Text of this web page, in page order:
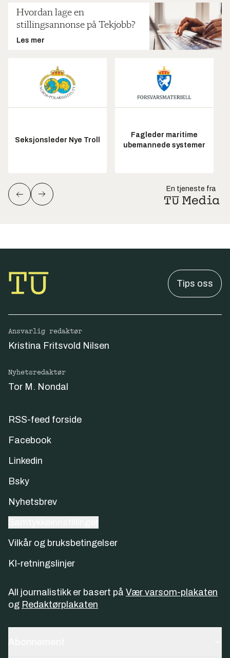
Hvordan lage en
stillingsannonse på Tekjobb?
Les mer
Seksjonsleder Nye Troll
Fagleder maritime
ubemannede systemer
En tjeneste fra
Tips oss
Ansvarlig redaktør
Kristina Fritsvold Nilsen
Nyhetsredaktør
Tor M. Nondal
RSS-feed forside
Facebook
Linkedin
Bsky
Nyhetsbrev
Vilkår og bruksbetingelser
KI-retningslinjer
All journalistikk er basert på Vær varsom-plakaten
og Redaktørplakaten